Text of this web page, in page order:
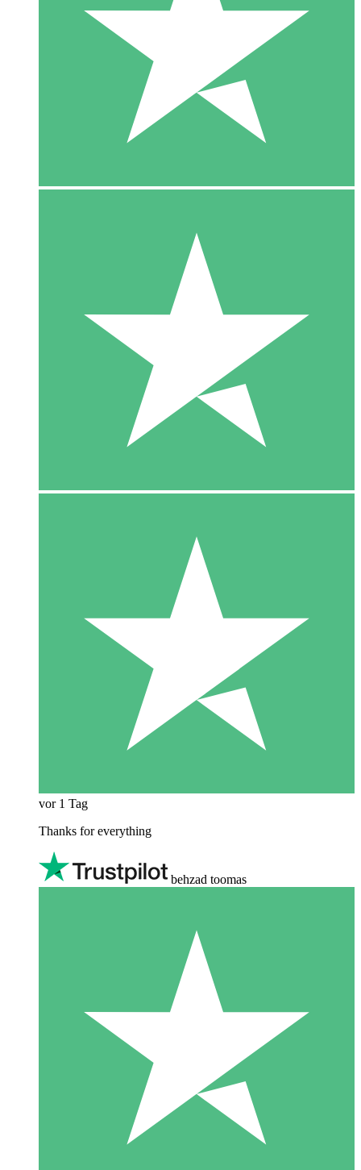
vor 1 Tag
Thanks for everything
behzad toomas